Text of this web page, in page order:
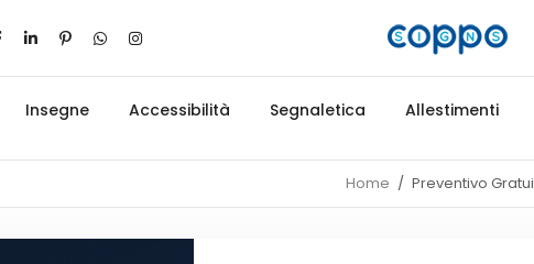
Insegne Accessibilità Segnaletica Allestimenti
Home Preventivo